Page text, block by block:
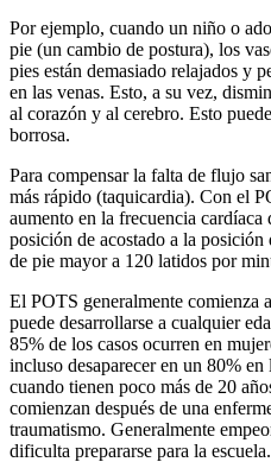
Por ejemplo, cuando un niño o
pie (un cambio de postura), los
pies están demasiado relajados y
en las venas. Esto, a su vez,
al corazón y al cerebro. Esto
borrosa.
Para compensar la falta de flujo
más rápido (taquicardia). Con el
aumento en la frecuencia cardíaca
posición de acostado a la
de pie mayor a 120 latidos por
El POTS generalmente comienza
puede desarrollarse a cualquier
85% de los casos ocurren en
incluso desaparecer en un 80%
cuando tienen poco más de 20
comienzan después de una
traumatismo. Generalmente
dificulta prepararse para la escuela.​